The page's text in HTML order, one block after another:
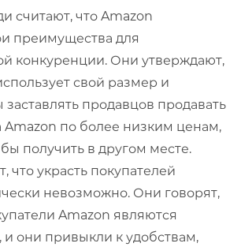
считают, что Amazon
преимущества для
конкуренции. Они утверждают,
свой размер и
продавцов продавать
Amazon по более низким ценам,
получить в другом месте.
что украсть покупателей
невозможно. Они говорят,
Amazon являются
они привыкли к удобствам,